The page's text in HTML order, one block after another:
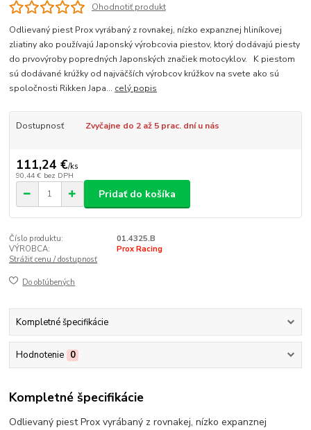
Ohodnotiť produkt
Odlievaný piest Prox vyrábaný z rovnakej, nízko expanznej hliníkovej
zliatiny ako používajú Japonský výrobcovia piestov, ktorý dodávajú piesty
do prvovýroby popredných Japonských značiek motocyklov. K piestom
sú dodávané krúžky od najväčších výrobcov krúžkov na svete ako sú
spoločnosti Rikken Japa... celý popis
Dostupnosť Zvyčajne do 2 až 5 prac. dní u nás
111,24 €/ks
90,44 € bez DPH
Pridať do košíka
Číslo produktu:
01.4325.B
VÝROBCA:
Prox Racing
Strážiť cenu / dostupnosť
Do obľúbených
Kompletné špecifikácie
Hodnotenie 0
Kompletné špecifikácie
Odlievaný piest Prox vyrábaný z rovnakej, nízko expanznej